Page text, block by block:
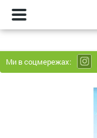
Ми в соцмережах: